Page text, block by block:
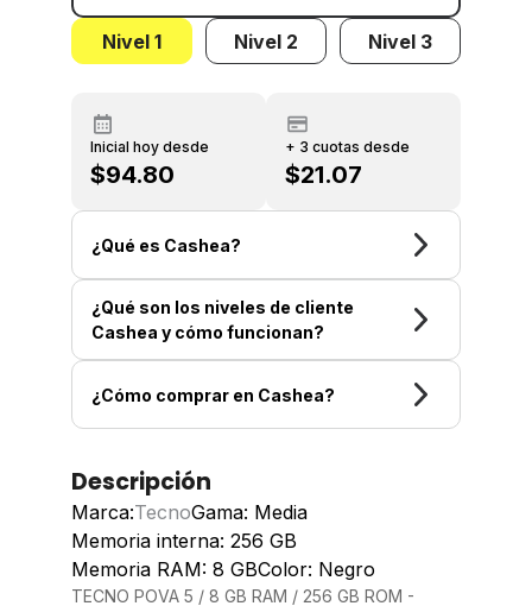
Nivel 1 Nivel 2 Nivel 3
Inicial hoy desde
$94.80
+ 3 cuotas desde
$21.07
¿Qué es Cashea?
¿Qué son los niveles de cliente
Cashea y cómo funcionan?
¿Cómo comprar en Cashea?
Descripción
Marca:TecnoGama: Media
Memoria interna: 256 GB
Memoria RAM: 8 GBColor: Negro
TECNO POVA 5 / 8 GB RAM / 256 GB ROM -